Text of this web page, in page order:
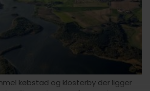
købstad og klosterby der ligger